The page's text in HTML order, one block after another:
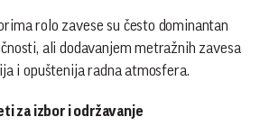
rolo zavese su često dominantan
ali dodavanjem metražnih zavesa
i opuštenija radna atmosfera.
za izbor i održavanje